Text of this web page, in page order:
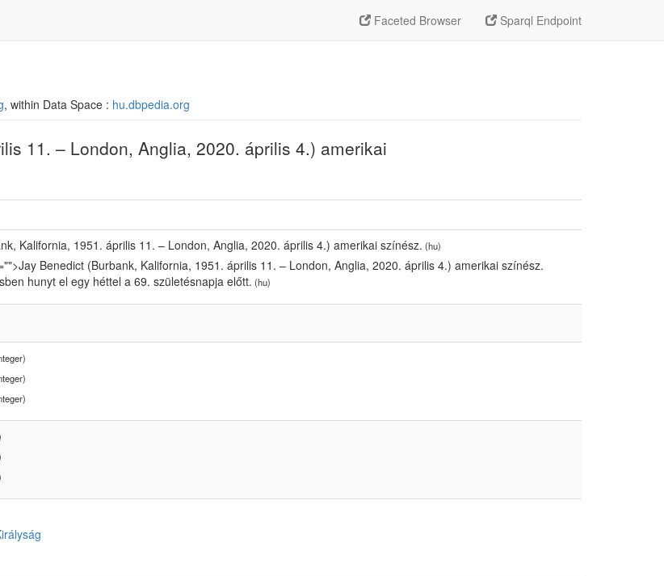
Faceted Browser Sparql Endpoint
, within Data Space : hu.dbpedia.org
11. – London, Anglia, 2020. április 4.) amerikai
Kalifornia, 1951. április 11. – London, Anglia, 2020. április 4.) amerikai színész. (hu)
Benedict (Burbank, Kalifornia, 1951. április 11. – London, Anglia, 2020. április 4.) amerikai színész.
hunyt el egy héttel a 69. születésnapja előtt. (hu)